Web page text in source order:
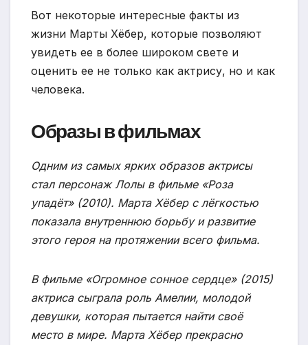
Вот некоторые интересные факты из
жизни Марты Хёбер, которые позволяют
увидеть ее в более широком свете и
оценить ее не только как актрису, но и как
человека.
Образы в фильмах
Одним из самых ярких образов актрисы
стал персонаж Лолы в фильме «Роза
упадёт» (2010). Марта Хёбер с лёгкостью
показала внутреннюю борьбу и развитие
этого героя на протяжении всего фильма.
В фильме «Огромное сонное сердце» (2015)
актриса сыграла роль Амелии, молодой
девушки, которая пытается найти своё
место в мире. Марта Хёбер прекрасно